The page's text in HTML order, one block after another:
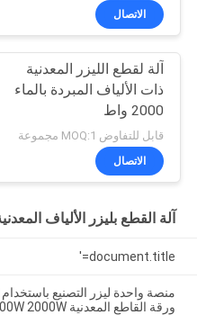
الاتصال
آلة لقطع الليزر المعدنية
ذات الألياف المبردة بالماء
2000 واط
قابل للتفاوض MOQ:1 مجموعة
الاتصال
آلة القطع بليزر الألياف
document.title='
منصة واحدة ليزر التصنيع باستخدام
ورقة القاطع المعدنية 1000W 1500W 2000W